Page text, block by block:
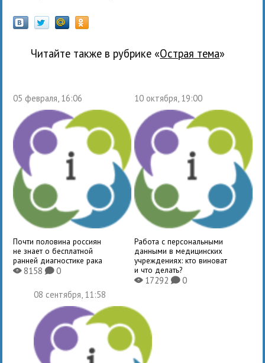
Читайте также в рубрике « Острая тема»
05 февраля, 16:06
Почти половина россиян
не знает о бесплатной
ранней диагностике рака
X8158K0
10 октября, 19:00
Работа с персональными
данными в медицинских
учреждениях: кто виноват
и что делать?
X17292 K0
08 сентября, 11:58